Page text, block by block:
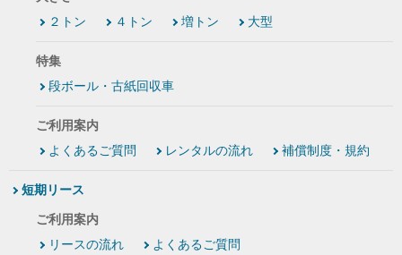
２トン
４トン 増トン 大型
特集
段ボール・古紙回収車
ご利用案内
よくあるご質問
レンタルの流れ 補償制度・規約
短期リース
ご利用案内
リースの流れ
よくあるご質問